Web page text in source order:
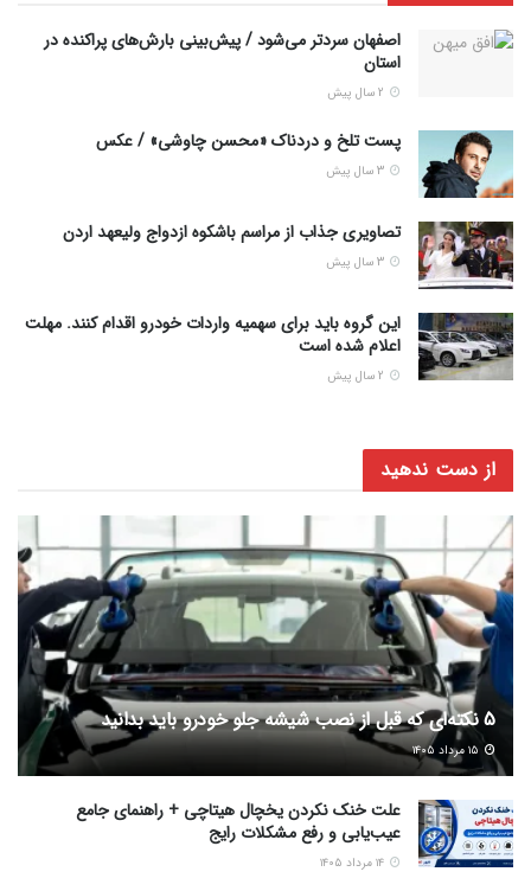
اصفهان سردتر می‌شود / پیش‌بینی بارش‌های پراکنده در
استان
پست تلخ و دردناک «محسن چاوشی» / عکس
تصاویری جذاب از مراسم باشکوه ازدواج ولیعهد اردن
این گروه باید برای سهمیه واردات خودرو اقدام کنند. مهلت
اعلام شده است
از دست ندهید
5 نکته‌ای که قبل از نصب شیشه جلو خودرو باید بدانید
علت خنک نکردن یخچال هیتاچی + راهنمای جامع
عیب‌یابی و رفع مشکلات رایج